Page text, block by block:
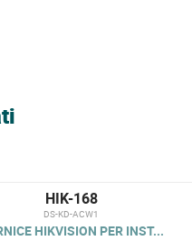
HIK-168
DS-KD-ACW1
HIKVISION PER INST...